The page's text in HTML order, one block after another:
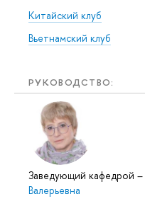
Китайский клуб
Вьетнамский клуб
РУКОВОДСТВО:
Заведующий кафедрой –
Валерьевна